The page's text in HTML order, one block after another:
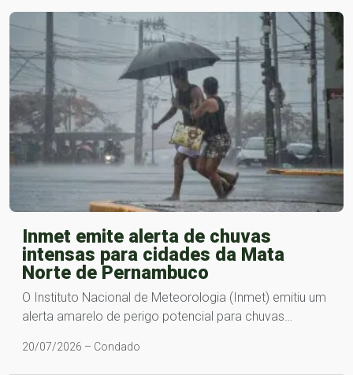
Inmet emite alerta de chuvas
intensas para cidades da Mata
Norte de Pernambuco
O Instituto Nacional de Meteorologia (Inmet) emitiu um
alerta amarelo de perigo potencial para chuvas…
20/07/2026 – Condado